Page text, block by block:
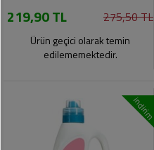
219,90 TL 275,50 TL
Ürün geçici olarak temin
edilememektedir.
indirim